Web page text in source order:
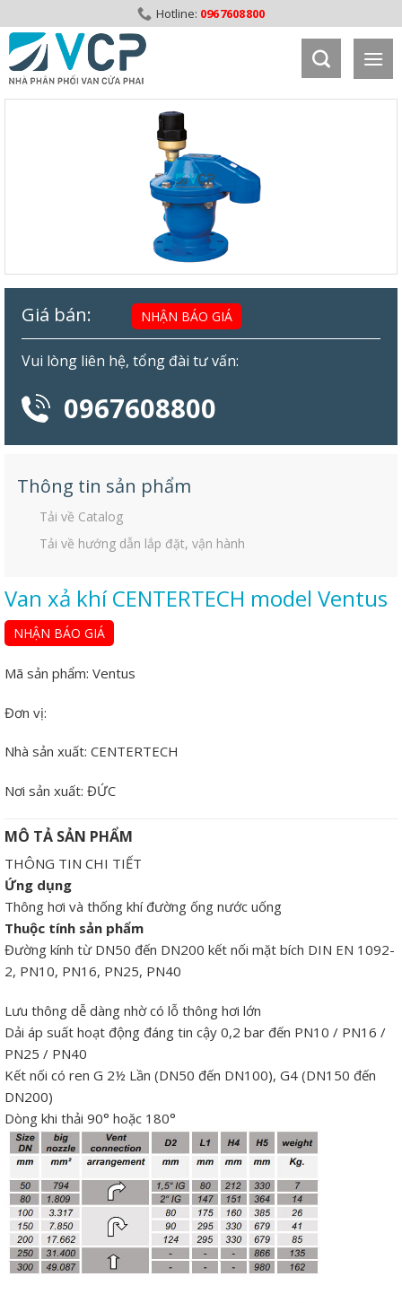
to
content
0967608800
Giá bán: NHẬN BÁO GIÁ
Vui lòng liên hệ, tổng đài tư vấn:
0967608800
Thông tin sản phẩm
Tải về Catalog
Tải về hướng dẫn lắp đặt, vận hành
Van xả khí CENTERTECH model Ventus
NHẬN BÁO GIÁ
Mã sản phẩm: Ventus
Đơn vị:
Nhà sản xuất: CENTERTECH
Nơi sản xuất: ĐỨC
MÔ TẢ SẢN PHẨM
THÔNG TIN CHI TIẾT
Ứng dụng
Thông hơi và thống khí đường ống nước uống
Thuộc tính sản phẩm
Đường kính từ DN50 đến DN200 kết nối mặt bích DIN EN 1092-
2, PN10, PN16, PN25, PN40
Lưu thông dễ dàng nhờ có lỗ thông hơi lớn
Dải áp suất hoạt động đáng tin cậy 0,2 bar đến PN10 / PN16 /
PN25 / PN40
Kết nối có ren G 2½ Lần (DN50 đến DN100), G4 (DN150 đến
DN200)
Dòng khi thải 90° hoặc 180°